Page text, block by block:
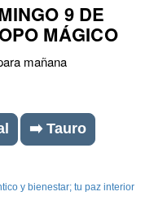
9 DE
MÁGICO
mañana
➡️ Tauro
y bienestar; tu paz interior